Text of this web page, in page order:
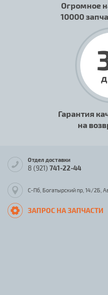
Огромное
10000
Гарантия
на
Отдел доставки
8 (921) 741-22-44
С-Пб, Богатырский пр, 14/2Б,
ЗАПРОС НА ЗАПЧАСТИ